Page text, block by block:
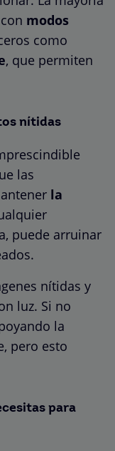
modos
como
, que permiten
nítidas
las
la
puede arruinar
nítidas y
luz. Si no
la
pero esto
para